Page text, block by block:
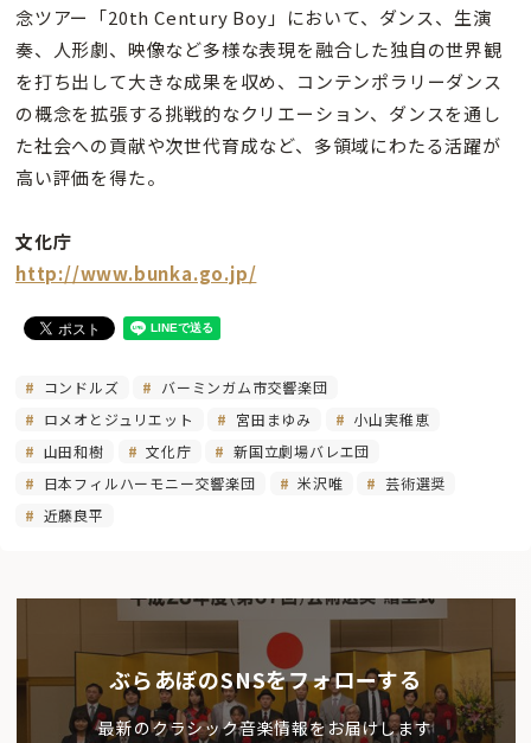
念ツアー「20th Century Boy」において、ダンス、生演
奏、人形劇、映像など多様な表現を融合した独自の世界観
を打ち出して大きな成果を収め、コンテンポラリーダンス
の概念を拡張する挑戦的なクリエーション、ダンスを通し
た社会への貢献や次世代育成など、多領域にわたる活躍が
高い評価を得た。
文化庁
http://www.bunka.go.jp/
コンドルズ
バーミンガム市交響楽団
ロメオとジュリエット
宮田まゆみ
小山実稚恵
山田和樹
文化庁
新国立劇場バレエ団
日本フィルハーモニー交響楽団
米沢唯
芸術選奨
近藤良平
ぶらあぼのSNSをフォローする
最新のクラシック音楽情報をお届けします